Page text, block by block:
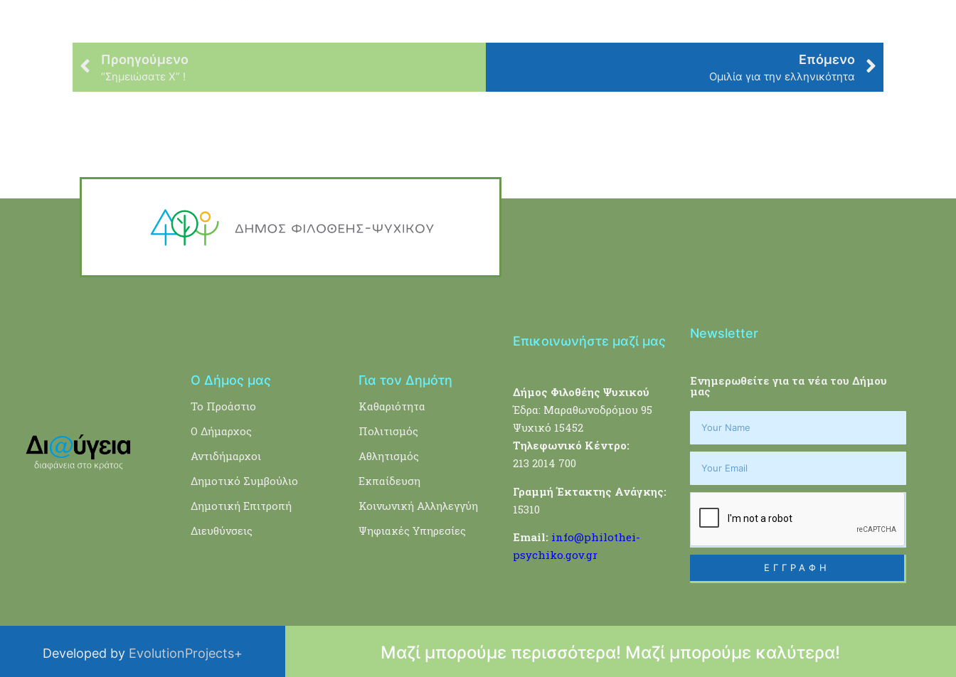
Προηγούμενο
“Σημειώσατε Χ” !
Επόμενο
Ομιλία για την ελληνικότητα
Ο Δήμος μας
Το Προάστιο
Ο Δήμαρχος
Αντιδήμαρχοι
Δημοτικό Συμβούλιο
Δημοτική Επιτροπή
Διευθύνσεις
Για τον Δημότη
Καθαριότητα
Πολιτισμός
Αθλητισμός
Εκπαίδευση
Κοινωνική Αλληλεγγύη
Ψηφιακές Υπηρεσίες
Επικοινωνήστε μαζί μας
Δήμος Φιλοθέης Ψυχικού
Έδρα: Μαραθωνοδρόμου 95
Ψυχικό 15452
Τηλεφωνικό Κέντρο:
213 2014 700
Γραμμή Έκτακτης Ανάγκης:
15310
Email: info@philothei-
psychiko.gov.gr
Newsletter
Ενημερωθείτε για τα νέα του Δήμου
μας
ΕΓΓΡΑΦΗ
Developed by EvolutionProjects+ Μαζί μπορούμε περισσότερα! Μαζί μπορούμε καλύτερα!